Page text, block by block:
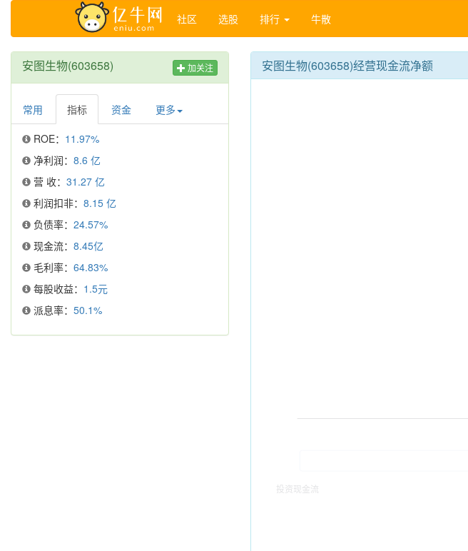
社区 选股 排行 牛散
安图生物(603658) 加关注
常用 指标 资金 更多
ROE： 11.97%
净利润： 8.6 亿
营 收： 31.27 亿
利润扣非： 8.15 亿
负债率： 24.57%
现金流： 8.45亿
毛利率： 64.83%
每股收益： 1.5元
派息率： 50.1%
安图生物(603658)经营现金流净额